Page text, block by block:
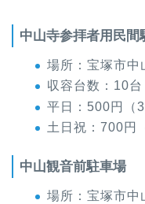
中山寺参拝者用民間
場所：宝塚市中
収容台数：10台
平日：500円（3
土日祝：700円
中山観音前駐車場
場所：宝塚市中